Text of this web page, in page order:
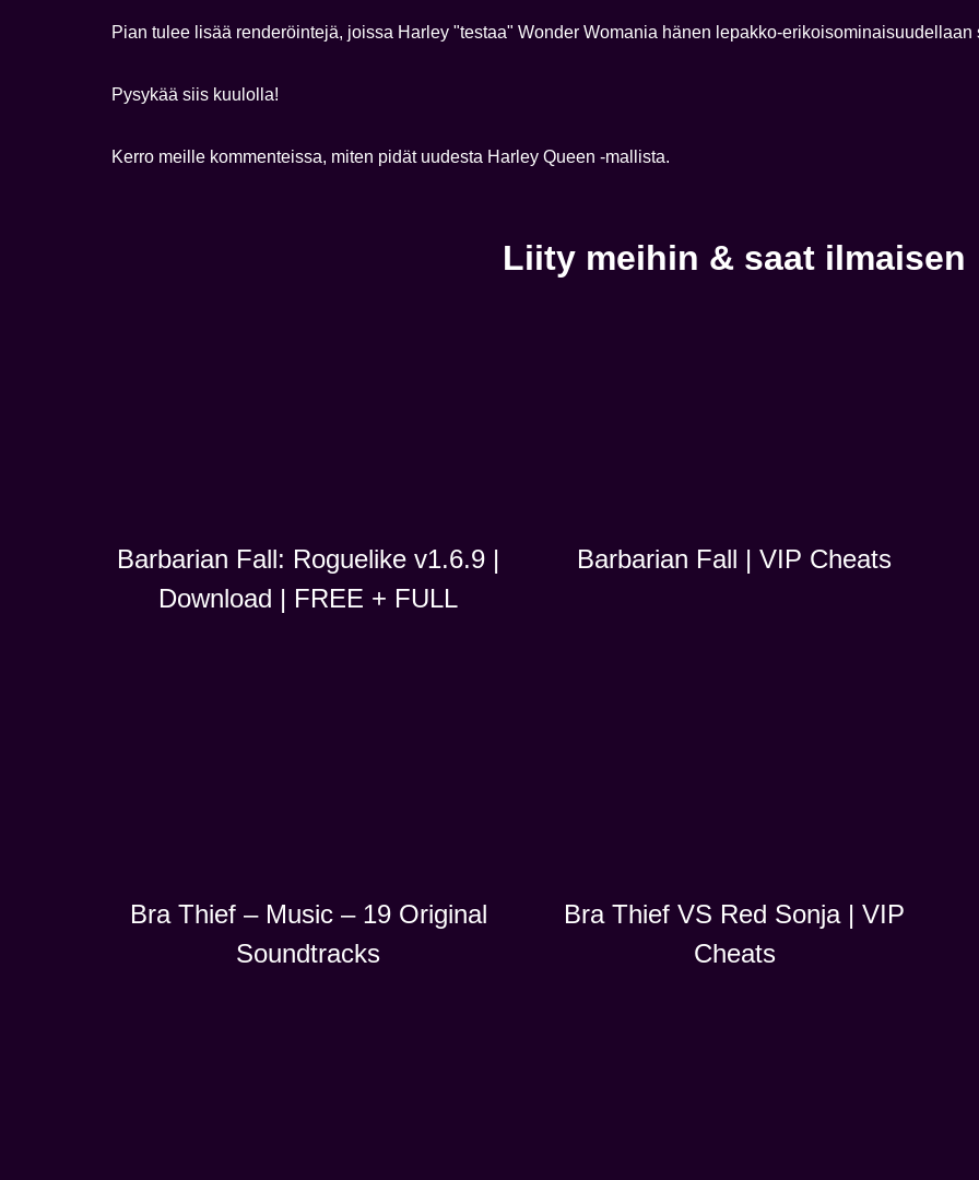
Pian tulee lisää renderöintejä, joissa Harley "testaa" Wonder Womania hänen lepakko-erikoisominaisuudellaan
Pysykää siis kuulolla!
Kerro meille kommenteissa, miten pidät uudesta Harley Queen -mallista.
Liity meihin & saat ilmaisen
Barbarian Fall: Roguelike v1.6.9 |
Download | FREE + FULL
Barbarian Fall | VIP Cheats
Bra Thief – Music – 19 Original
Soundtracks
Bra Thief VS Red Sonja | VIP
Cheats